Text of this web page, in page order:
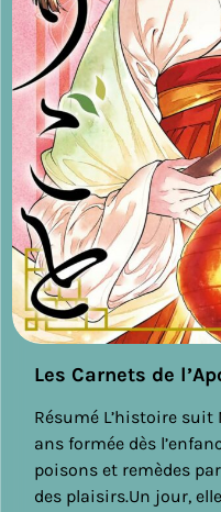
Les Carnets de
Résumé L’histoire suit
ans formée dès
poisons et remèdes
des plaisirs.Un jour,